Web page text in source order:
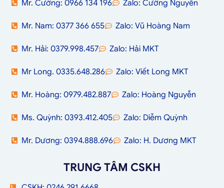
Mr. Cường: 0966 134 196 Zalo: Cường Nguyễn
Mr. Nam: 0377 366 655 Zalo: Vũ Hoàng Nam
Mr. Hải: 0379.998.457 Zalo: Hải MKT
Mr Long. 0335.648.286 Zalo: Viết Long MKT
Mr. Hoàng: 0979.482.887 Zalo: Hoàng Nguyễn
Ms. Quỳnh: 0393.412.405 Zalo: Diễm Quỳnh
Mr. Dương: 0394.888.696 Zalo: H. Dương MKT
TRUNG TÂM CSKH